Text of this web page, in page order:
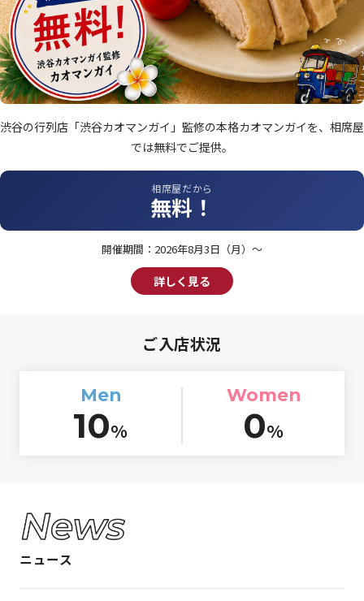
渋谷の行列店「渋谷カオマンガイ」監修の本格カオマンガイを、相席屋
では無料でご提供。
相席屋だから
無料！
開催期間： 2026年8月3日（月）〜
詳しく見る
ご入店状況
Men
10%
Women
0%
ニュース